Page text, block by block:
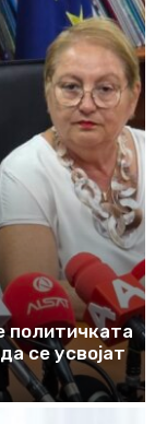
политичката
се усвојат